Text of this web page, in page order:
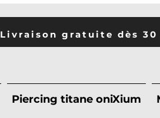
Livraison gratuite dès
Piercing titane oniXium